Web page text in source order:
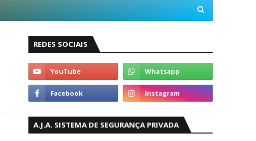
REDES SOCIAIS
A.J.A. SISTEMA DE SEGURANÇA PRIVADA